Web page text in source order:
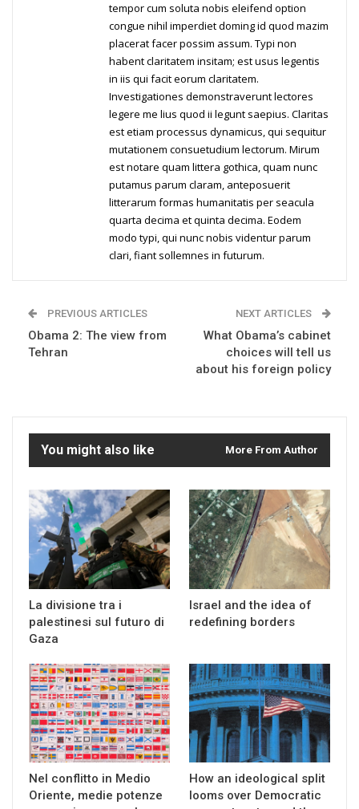
tempor cum soluta nobis eleifend option
congue nihil imperdiet doming id quod mazim
placerat facer possim assum. Typi non
habent claritatem insitam; est usus legentis
in iis qui facit eorum claritatem.
Investigationes demonstraverunt lectores
legere me lius quod ii legunt saepius. Claritas
est etiam processus dynamicus, qui sequitur
mutationem consuetudium lectorum. Mirum
est notare quam littera gothica, quam nunc
putamus parum claram, anteposuerit
litterarum formas humanitatis per seacula
quarta decima et quinta decima. Eodem
modo typi, qui nunc nobis videntur parum
clari, fiant sollemnes in futurum.
PREVIOUS ARTICLES
Obama 2: The view from
Tehran
NEXT ARTICLES
What Obama’s cabinet
choices will tell us
about his foreign policy
You might also like More From Author
La divisione tra i
palestinesi sul futuro di
Gaza
Israel and the idea of
redefining borders
Nel conflitto in Medio
Oriente, medie potenze
How an ideological split
looms over Democratic